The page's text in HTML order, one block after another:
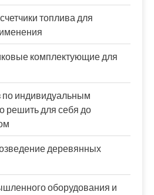
топлива для
комплектующие для
по индивидуальным
решить для себя до
деревянных
оборудования и